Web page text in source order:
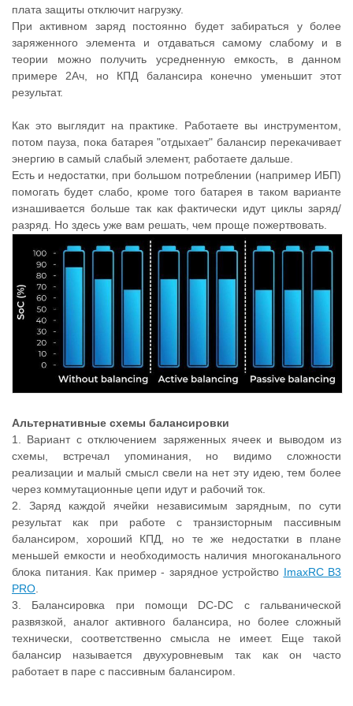
плата защиты отключит нагрузку.
При активном заряд постоянно будет забираться у более
заряженного элемента и отдаваться самому слабому и в
теории можно получить усредненную емкость, в данном
примере 2Ач, но КПД балансира конечно уменьшит этот
результат.
Как это выглядит на практике. Работаете вы инструментом,
потом пауза, пока батарея "отдыхает" балансир перекачивает
энергию в самый слабый элемент, работаете дальше.
Есть и недостатки, при большом потреблении (например ИБП)
помогать будет слабо, кроме того батарея в таком варианте
изнашивается больше так как фактически идут циклы заряд/
разряд. Но здесь уже вам решать, чем проще пожертвовать.
Альтернативные схемы балансировки
1. Вариант с отключением заряженных ячеек и выводом из
схемы, встречал упоминания, но видимо сложности
реализации и малый смысл свели на нет эту идею, тем более
через коммутационные цепи идут и рабочий ток.
2. Заряд каждой ячейки независимым зарядным, по сути
результат как при работе с транзисторным пассивным
балансиром, хороший КПД, но те же недостатки в плане
меньшей емкости и необходимость наличия многоканального
блока питания. Как пример - зарядное устройство ImaxRC B3
PRO.
3. Балансировка при помощи DC-DC с гальванической
развязкой, аналог активного балансира, но более сложный
технически, соответственно смысла не имеет. Еще такой
балансир называется двухуровневым так как он часто
работает в паре с пассивным балансиром.